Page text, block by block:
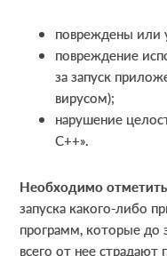
повреждены или
повреждение
за запуск
вирусом);
нарушение
C++».
Необходимо отметить
запуска какого-либо
программ, которые до
всего от нее страдают